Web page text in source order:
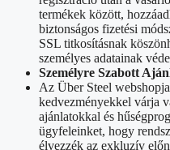
termékek között,
biztonságos fizetési
SSL titkosításnak
személyes adatainak
Személyre Szabott
Az Über Steel
kedvezményekkel várja
ajánlatokkal és
ügyfeleinket, hogy
élvezzék az exkluzív